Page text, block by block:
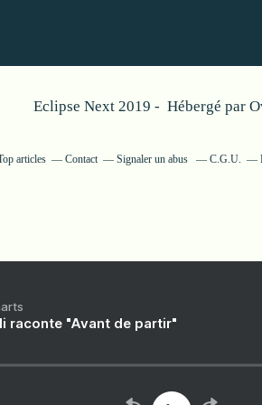
Eclipse Next 2019 - Hébergé par
articles Contact Signaler un abus C.G.U.
raconte "Avant de partir"